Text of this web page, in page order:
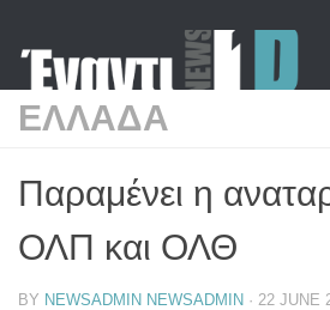
ΕΛΛΑΔΑ
Παραμένει η
ΟΛΠ και ΟΛΘ
BY NEWSADMIN NEWSADMIN · 22 JUNE